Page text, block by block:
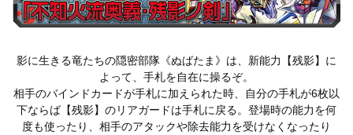
影に生きる竜たちの隠密部隊《ぬばたま》は、新能力【残影】に
よって、手札を自在に操るぞ。
相手のバインドカードが手札に加えられた時、自分の手札が6枚以
下ならば【残影】のリアガードは手札に戻る。登場時の能力を何
度も使ったり、相手のアタックや除去能力を受けなくなったり